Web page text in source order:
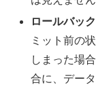
ロールバッ
ミット前の
しまった場
合に、デー